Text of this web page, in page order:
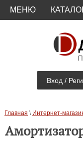
МЕНЮ
Вход /
Главная \ Интернет-